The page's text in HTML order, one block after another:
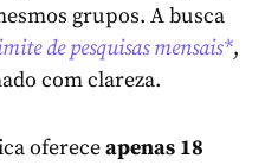
grupos. A busca
de pesquisas mensais*,
com clareza.
ofereceapenas 18